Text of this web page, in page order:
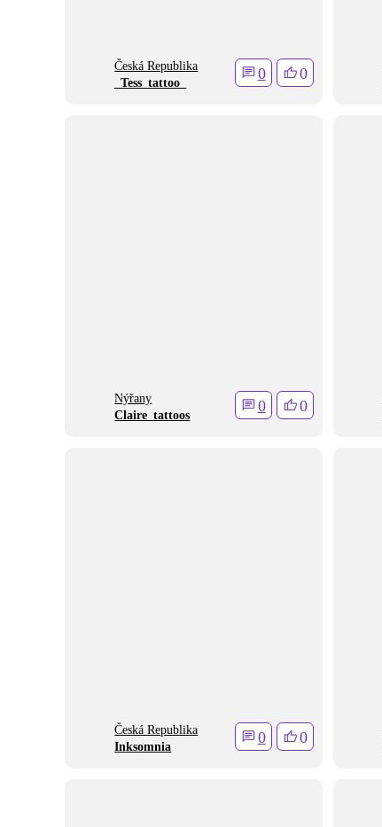
Česká Republika
_Tess_tattoo_
0 0
Nýřany
Claire_tattoos
0 0
Česká Republika
Inksomnia
0 0